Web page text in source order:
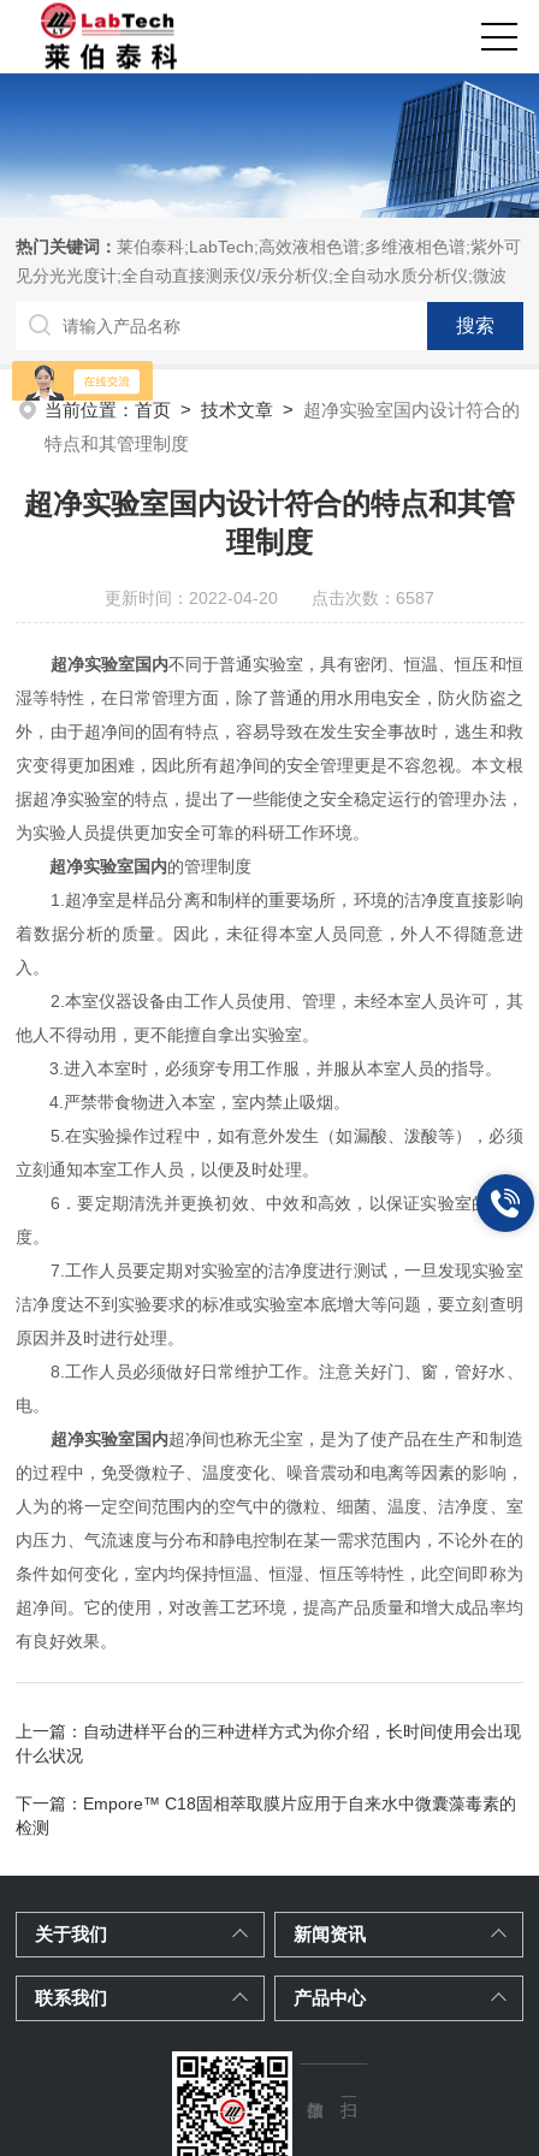
热门关键词：莱伯泰科;LabTech;高效液相色谱;多维液相色谱;紫外可
见分光光度计;全自动直接测汞仪/汞分析仪;全自动水质分析仪;微波
消解萃取系统;微波合成系统;微波灰化磺化系统;全自动固相萃取系
统;Dryvap全自动溶剂蒸发系统;激光固体烧蚀进样系统;循环水冷却
器;电热消解仪;微控数显电热板;光波加热仪;磁力搅拌器;分析仪器;实
验室设备;样品前处理仪器;实验室信息管理系统（LIMS;超净实验室
设计与工程;通风柜;化学安全柜;AAICPICP-MSUV-VISHPLC耗材和
配件
当前位置：首页 >技术文章 > 超净实验室国内设计符合的
特点和其管理制度
超净实验室国内设计符合的特点和其管
理制度
更新时间：2022-04-20 点击次数：6587
超净实验室国内不同于普通实验室，具有密闭、恒温、恒压和恒
湿等特性，在日常管理方面，除了普通的用水用电安全，防火防盗之
外，由于超净间的固有特点，容易导致在发生安全事故时，逃生和救
灾变得更加困难，因此所有超净间的安全管理更是不容忽视。本文根
据超净实验室的特点，提出了一些能使之安全稳定运行的管理办法，
为实验人员提供更加安全可靠的科研工作环境。
超净实验室国内的管理制度
1.超净室是样品分离和制样的重要场所，环境的洁净度直接影响
着数据分析的质量。因此，未征得本室人员同意，外人不得随意进
入。
2.本室仪器设备由工作人员使用、管理，未经本室人员许可，其
他人不得动用，更不能擅自拿出实验室。
3.进入本室时，必须穿专用工作服，并服从本室人员的指导。
4.严禁带食物进入本室，室内禁止吸烟。
5.在实验操作过程中，如有意外发生（如漏酸、泼酸等），必须
立刻通知本室工作人员，以便及时处理。
6．要定期清洗并更换初效、中效和高效，以保证实验室的洁净
度。
7.工作人员要定期对实验室的洁净度进行测试，一旦发现实验室
洁净度达不到实验要求的标准或实验室本底增大等问题，要立刻查明
原因并及时进行处理。
8.工作人员必须做好日常维护工作。注意关好门、窗，管好水、
电。
超净实验室国内超净间也称无尘室，是为了使产品在生产和制造
的过程中，免受微粒子、温度变化、噪音震动和电离等因素的影响，
人为的将一定空间范围内的空气中的微粒、细菌、温度、洁净度、室
内压力、气流速度与分布和静电控制在某一需求范围内，不论外在的
条件如何变化，室内均保持恒温、恒湿、恒压等特性，此空间即称为
超净间。它的使用，对改善工艺环境，提高产品质量和增大成品率均
有良好效果。
上一篇： 自动进样平台的三种进样方式为你介绍，长时间使用会出现
什么状况
下一篇： Empore™ C18固相萃取膜片应用于自来水中微囊藻毒素的
检测
关于我们 新闻资讯
联系我们 产品中心